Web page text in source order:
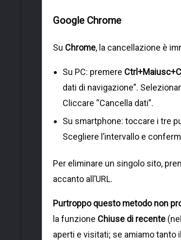
Google Chrome
Su Chrome, la cancellazione è
Su PC: premere
dati di navigazione”.
Cliccare “Cancella dati”.
Su smartphone: toccare i tre
Scegliere l’intervallo e
Per eliminare un singolo sito,
accanto all’URL.
Purtroppo questo metodo non
la funzione Chiuse di recente
aperti e visitati; se amiamo tanto